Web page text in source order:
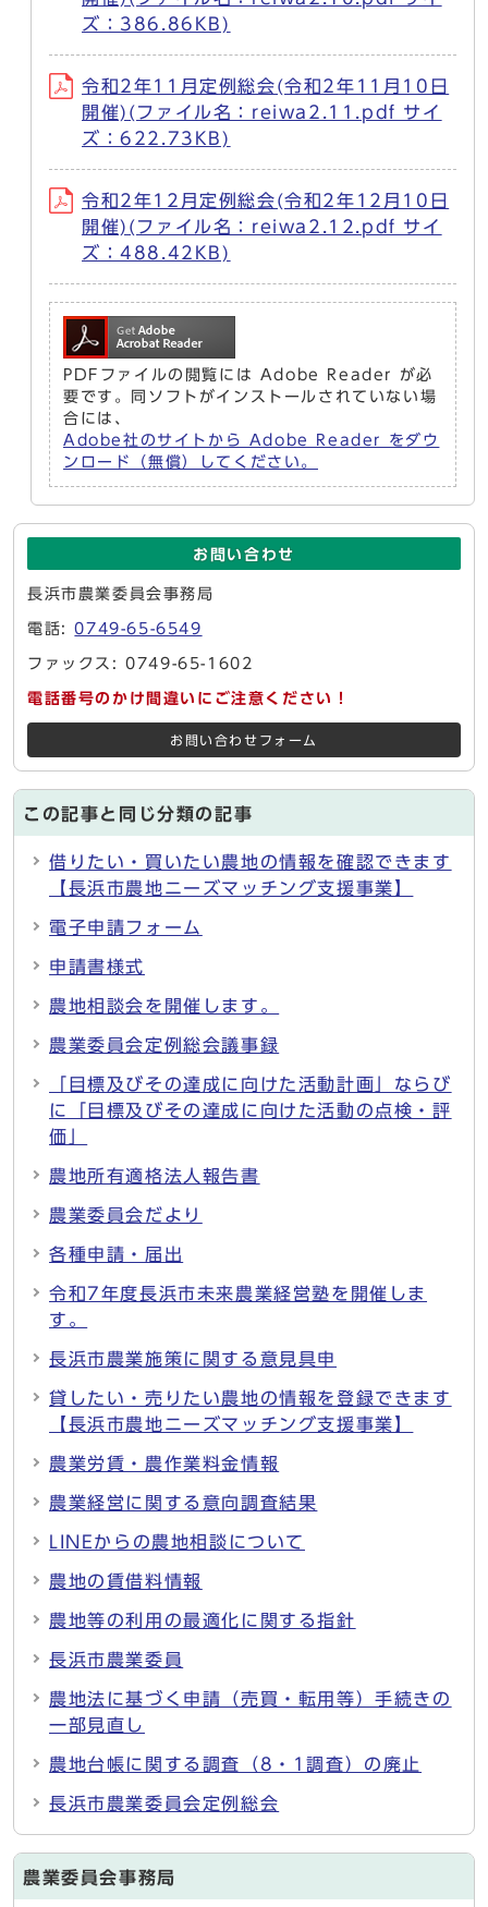
ズ：386.86KB)
令和2年11月定例総会(令和2年11月10日
開催)(ファイル名：reiwa2.11.pdf サイ
ズ：622.73KB)
令和2年12月定例総会(令和2年12月10日
開催)(ファイル名：reiwa2.12.pdf サイ
ズ：488.42KB)
PDFファイルの閲覧には Adobe Reader が必
要です。同ソフトがインストールされていない場
合には、
Adobe社のサイトから Adobe Reader をダウ
ンロード（無償）してください。
お問い合わせ
長浜市農業委員会事務局
電話:0749-65-6549
ファックス: 0749-65-1602
電話番号のかけ間違いにご注意ください！
お問い合わせフォーム
この記事と同じ分類の記事
借りたい・買いたい農地の情報を確認できます
【長浜市農地ニーズマッチング支援事業】
電子申請フォーム
申請書様式
農地相談会を開催します。
農業委員会定例総会議事録
「目標及びその達成に向けた活動計画」ならび
に「目標及びその達成に向けた活動の点検・評
価」
農地所有適格法人報告書
農業委員会だより
各種申請・届出
令和7年度長浜市未来農業経営塾を開催しま
す。
長浜市農業施策に関する意見具申
貸したい・売りたい農地の情報を登録できます
【長浜市農地ニーズマッチング支援事業】
農業労賃・農作業料金情報
農業経営に関する意向調査結果
LINEからの農地相談について
農地の賃借料情報
農地等の利用の最適化に関する指針
長浜市農業委員
農地法に基づく申請（売買・転用等）手続きの
一部見直し
農地台帳に関する調査（8・1調査）の廃止
長浜市農業委員会定例総会
農業委員会事務局